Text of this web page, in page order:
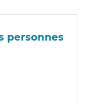
personnes